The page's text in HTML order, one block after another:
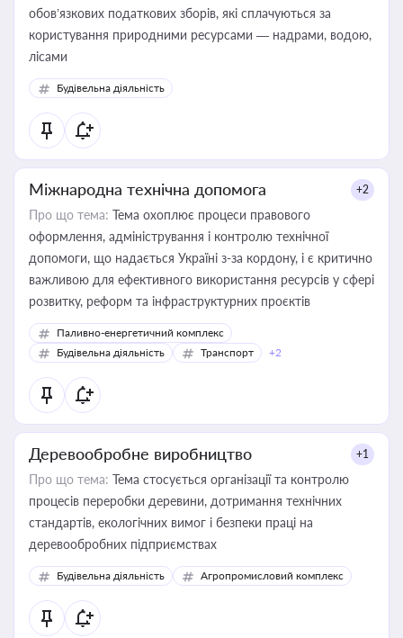
обов’язкових податкових зборів, які сплачуються за
користування природними ресурсами — надрами, водою,
лісами
Будівельна діяльність
Міжнародна технічна допомога +2
Про що тема: Тема охоплює процеси правового
оформлення, адміністрування і контролю технічної
допомоги, що надається Україні з-за кордону, і є критично
важливою для ефективного використання ресурсів у сфері
розвитку, реформ та інфраструктурних проєктів
Паливно-енергетичний комплекс
Будівельна діяльність
Транспорт +2
Деревообробне виробництво +1
Про що тема: Тема стосується організації та контролю
процесів переробки деревини, дотримання технічних
стандартів, екологічних вимог і безпеки праці на
деревообробних підприємствах
Будівельна діяльність Агропромисловий комплекс